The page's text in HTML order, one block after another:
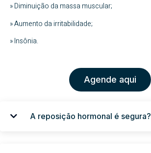
» Diminuição da massa muscular;
» Aumento da irritabilidade;
» Insônia.
Agende aqui
A reposição hormonal é segura?